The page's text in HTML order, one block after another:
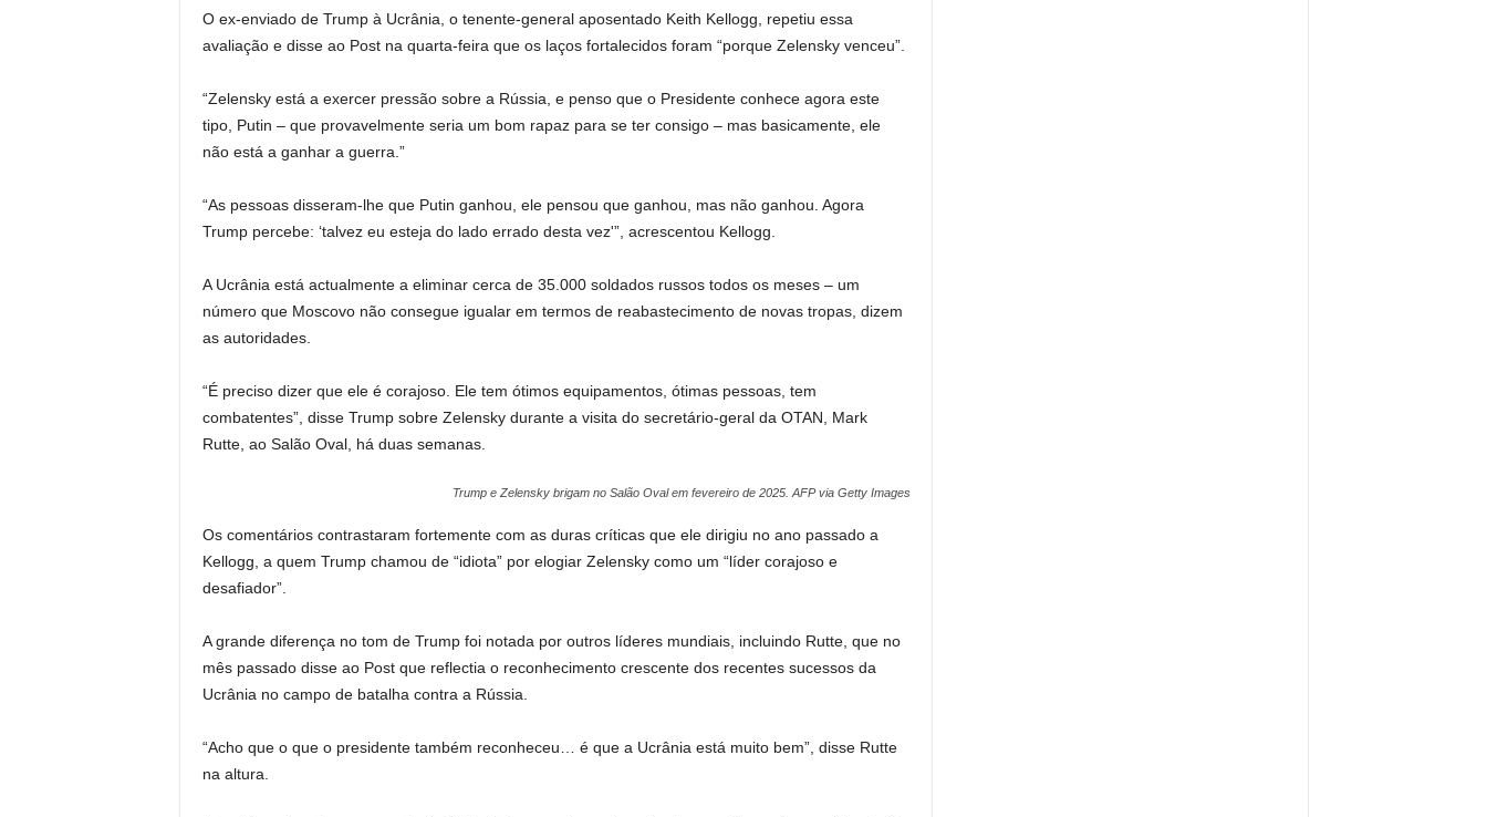
O ex-enviado de Trump à Ucrânia, o tenente-general aposentado Keith Kellogg, repetiu essa
avaliação e disse ao Post na quarta-feira que os laços fortalecidos foram “porque Zelensky venceu”.
“Zelensky está a exercer pressão sobre a Rússia, e penso que o Presidente conhece agora este
tipo, Putin – que provavelmente seria um bom rapaz para se ter consigo – mas basicamente, ele
não está a ganhar a guerra.”
“As pessoas disseram-lhe que Putin ganhou, ele pensou que ganhou, mas não ganhou. Agora
Trump percebe: ‘talvez eu esteja do lado errado desta vez'”, acrescentou Kellogg.
A Ucrânia está actualmente a eliminar cerca de 35.000 soldados russos todos os meses – um
número que Moscovo não consegue igualar em termos de reabastecimento de novas tropas, dizem
as autoridades.
“É preciso dizer que ele é corajoso. Ele tem ótimos equipamentos, ótimas pessoas, tem
combatentes”, disse Trump sobre Zelensky durante a visita do secretário-geral da OTAN, Mark
Rutte, ao Salão Oval, há duas semanas.
Trump e Zelensky brigam no Salão Oval em fevereiro de 2025. AFP via Getty Images
Os comentários contrastaram fortemente com as duras críticas que ele dirigiu no ano passado a
Kellogg, a quem Trump chamou de “idiota” por elogiar Zelensky como um “líder corajoso e
desafiador”.
A grande diferença no tom de Trump foi notada por outros líderes mundiais, incluindo Rutte, que no
mês passado disse ao Post que reflectia o reconhecimento crescente dos recentes sucessos da
Ucrânia no campo de batalha contra a Rússia.
“Acho que o que o presidente também reconheceu… é que a Ucrânia está muito bem”, disse Rutte
na altura.